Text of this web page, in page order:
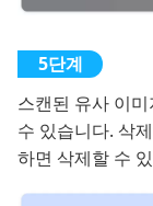
스캔된 유사 이
수 있습니다. 삭
하면 삭제할 수